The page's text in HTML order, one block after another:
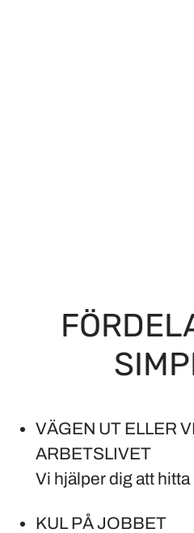
VÄGEN UT ELLER
ARBETSLIVET
Vi hjälper dig att hitta
KUL PÅ JOBBET